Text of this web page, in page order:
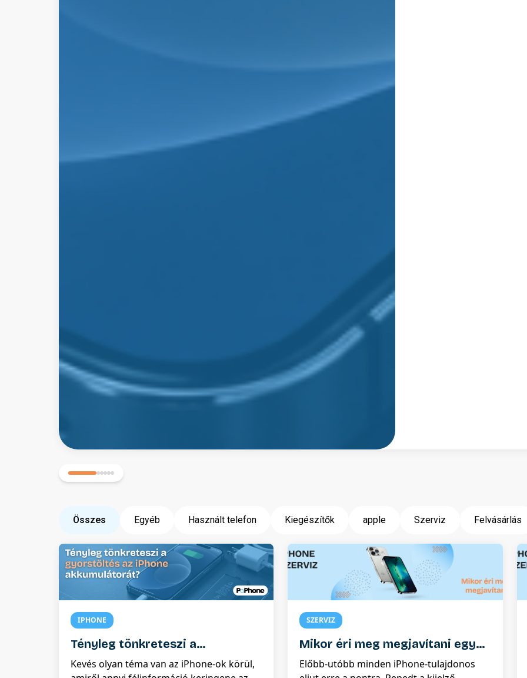
Összes Egyéb Használt telefon Kiegészítők apple Szerviz Felvásárlás
IPHONE
Tényleg tönkreteszi a
gyorstöltés az iPhone
Kevés olyan téma van az iPhone-ok körül,
SZERVIZ
Mikor éri meg megjavítani egy
iPhone-t, és mikor jobb inkább
Előbb-utóbb minden iPhone-tulajdonos